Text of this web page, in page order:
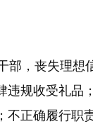
部，丧失理
违规收受礼
不正确履行